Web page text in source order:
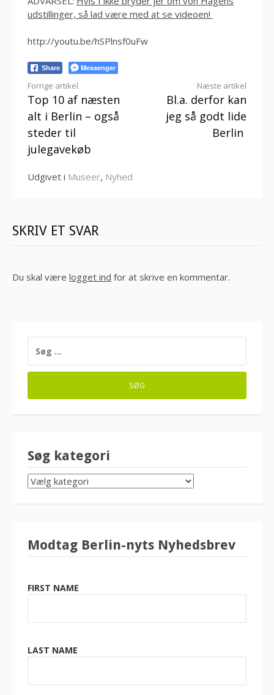
udstillinger, så lad være med at se videoen!
http://youtu.be/hSPlnsf0uFw
Share Messenger
Læs
videre
Forrige artikel
Top 10 af næsten
alt i Berlin – også
steder til
julegavekøb
Næste artikel
Bl.a. derfor kan
jeg så godt lide
Berlin
Udgivet i Museer, Nyhed
SKRIV ET SVAR
Du skal være logget ind for at skrive en kommentar.
EFTER:
Søg kategori
SØG
KATEGORI
Modtag Berlin-nyts Nyhedsbrev
FIRST NAME
LAST NAME